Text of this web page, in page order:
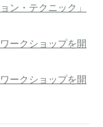
ン・テクニック」
ークショップを開
ークショップを開